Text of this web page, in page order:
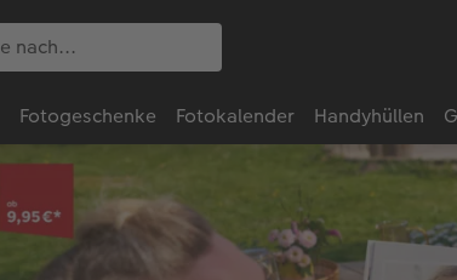
Fotogeschenke Fotokalender Handyhüllen